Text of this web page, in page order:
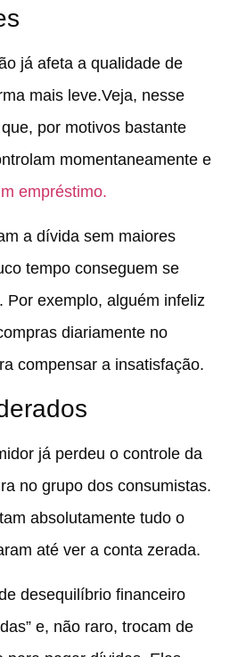
já afeta a qualidade de
mais leve.Veja, nesse
por motivos bastante
momentaneamente e
empréstimo.
a dívida sem maiores
tempo conseguem se
Por exemplo, alguém infeliz
diariamente no
compensar a insatisfação.
já perdeu o controle da
no grupo dos consumistas.
absolutamente tudo o
até ver a conta zerada.
desequilíbrio financeiro
e, não raro, trocam de